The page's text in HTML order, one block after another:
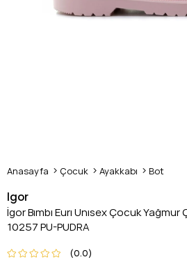
Anasayfa Çocuk Ayakkabı Bot
Igor
İgor Bımbı Eurı Unısex Çocuk
10257 PU-PUDRA
0.0